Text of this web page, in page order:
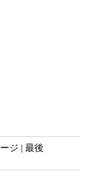
ジ | 最後